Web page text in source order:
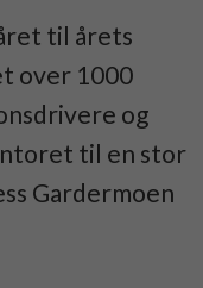
til årets
over 1000
og
til en stor
Gardermoen